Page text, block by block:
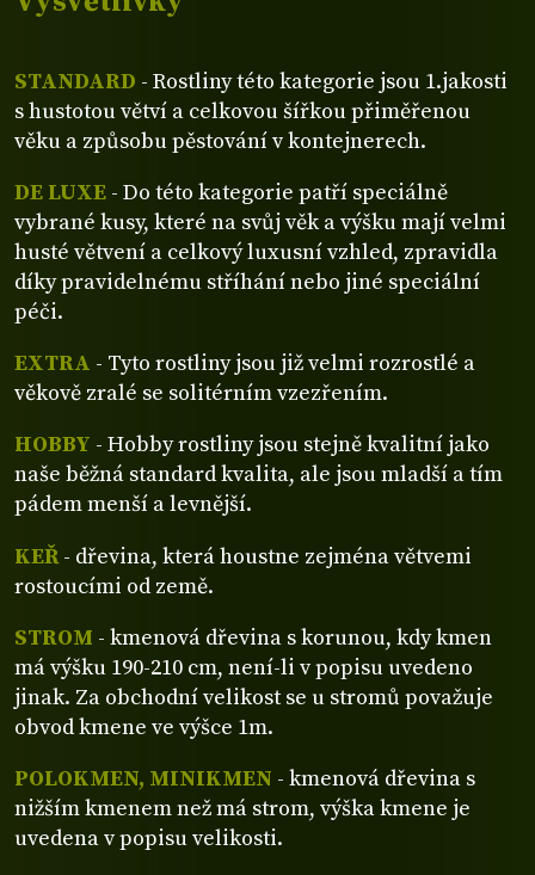
STANDARD - Rostliny této kategorie jsou 1.jakosti
s hustotou větví a celkovou šířkou přiměřenou
věku a způsobu pěstování v kontejnerech.
DE LUXE - Do této kategorie patří speciálně
vybrané kusy, které na svůj věk a výšku mají velmi
husté větvení a celkový luxusní vzhled, zpravidla
díky pravidelnému stříhání nebo jiné speciální
péči.
EXTRA - Tyto rostliny jsou již velmi rozrostlé a
věkově zralé se solitérním vzezřením.
HOBBY - Hobby rostliny jsou stejně kvalitní jako
naše běžná standard kvalita, ale jsou mladší a tím
pádem menší a levnější.
KEŘ- dřevina, která houstne zejména větvemi
rostoucími od země.
STROM - kmenová dřevina s korunou, kdy kmen
má výšku 190-210 cm, není-li v popisu uvedeno
jinak. Za obchodní velikost se u stromů považuje
obvod kmene ve výšce 1m.
POLOKMEN, MINIKMEN - kmenová dřevina s
nižším kmenem než má strom, výška kmene je
uvedena v popisu velikosti.